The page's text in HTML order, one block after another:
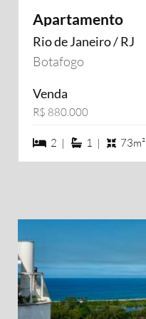
Apartamento
Rio de Janeiro / RJ
Botafogo
Venda
R$ 880.000
2 dormiórios
2 | 1 suítes
1 | 73m²